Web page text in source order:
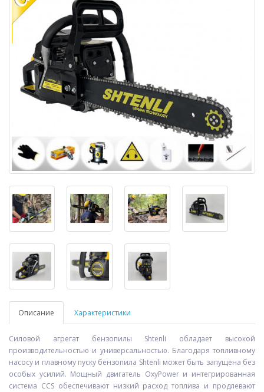
Описание Характеристики
Силовой агрегат бензопилы Shtenli обладает высокой
производительностью и универсальностью. Благодаря топливному
насосу и плавному пуску бензопила Shtenli может быть запущена без
особых усилий. Мощный двигатель OxyPower и интегрированная
система CCS обеспечивают низкий расход топлива и продлевают